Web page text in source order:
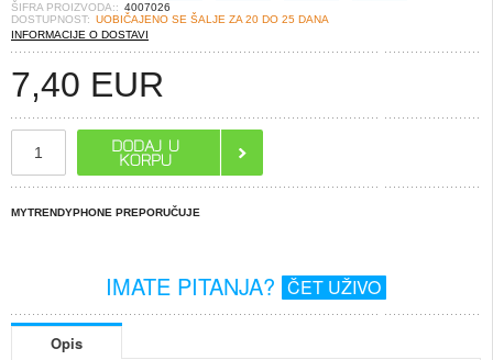
ŠIFRA PROIZVODA:: 4007026
DOSTUPNOST: UOBIČAJENO SE ŠALJE ZA 20 DO 25 DANA
INFORMACIJE O DOSTAVI
7,40 EUR
MYTRENDYPHONE PREPORUČUJE
IMATE PITANJA? ČET UŽIVO
Opis